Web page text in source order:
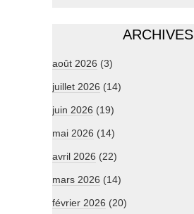
ARCHIVES
août 2026 (3)
juillet 2026 (14)
juin 2026 (19)
mai 2026 (14)
avril 2026 (22)
mars 2026 (14)
février 2026 (20)